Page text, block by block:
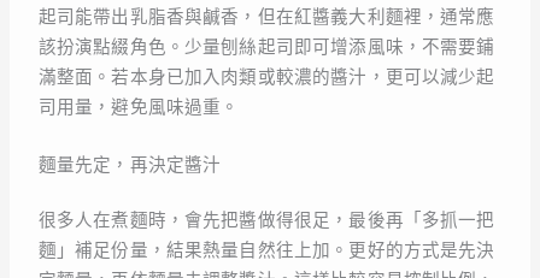
起司能帶出乳脂香與鹹香，但在紅醬義大利麵裡，通常應
該扮演點綴角色。少量刨絲起司即可增添風味，不需要鋪
滿整面。若本身已加入肉類或較濃的醬汁，更可以減少起
司用量，避免風味過重。
麵量先定，再決定醬汁
很多人在煮麵時，會先把醬做得很足，最後再「多抓一把
麵」補足份量，結果熱量自然往上加。更好的方式是先決